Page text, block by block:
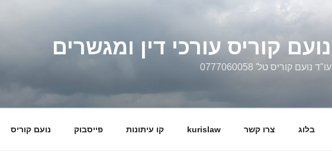
נועם קוריס עורכי דין ומגשרים
עו"ד נועם קוריס טל' 0777060058
בלוג צרו קשר kurislaw קו עיתונות פייסבוק נועם קוריס